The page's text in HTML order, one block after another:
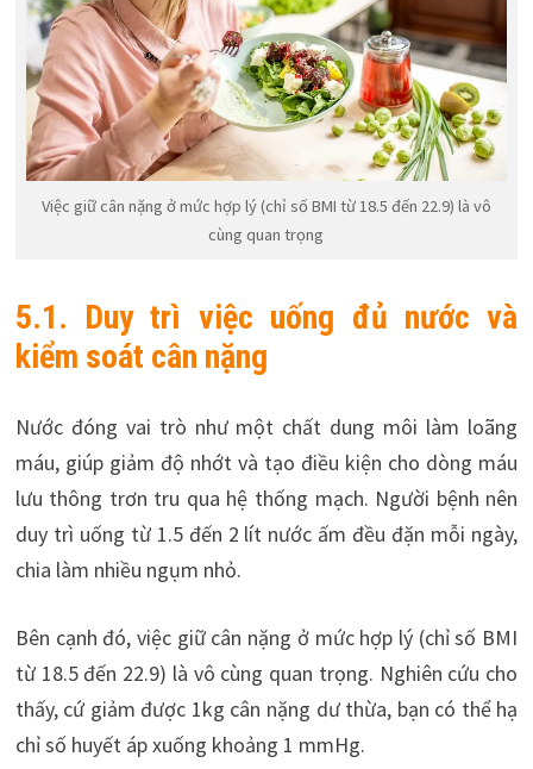
Việc giữ cân nặng ở mức hợp lý (chỉ số BMI từ 18.5 đến 22.9) là vô
cùng quan trọng
5.1. Duy trì việc uống đủ nước và
kiểm soát cân nặng
Nước đóng vai trò như một chất dung môi làm loãng
máu, giúp giảm độ nhớt và tạo điều kiện cho dòng máu
lưu thông trơn tru qua hệ thống mạch. Người bệnh nên
duy trì uống từ 1.5 đến 2 lít nước ấm đều đặn mỗi ngày,
chia làm nhiều ngụm nhỏ.
Bên cạnh đó, việc giữ cân nặng ở mức hợp lý (chỉ số BMI
từ 18.5 đến 22.9) là vô cùng quan trọng. Nghiên cứu cho
thấy, cứ giảm được 1kg cân nặng dư thừa, bạn có thể hạ
chỉ số huyết áp xuống khoảng 1 mmHg.